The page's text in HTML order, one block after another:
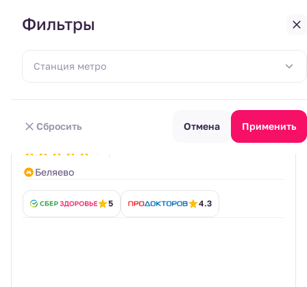
Фильтры
Станция метро
Сбросить Отмена Применить
Хадзегова Светлана
Кандидат медицинских наук, старший
ведущий специалист
Беляево
5 4.3